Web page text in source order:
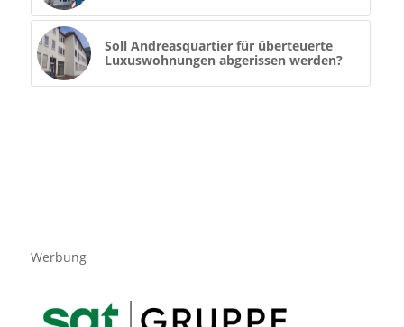
Soll Andreasquartier für überteuerte
Luxuswohnungen abgerissen werden?
Werbung